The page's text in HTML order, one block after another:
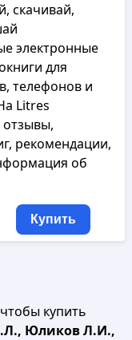
скачивай,
электронные
для
телефонов и
Litres
отзывы,
рекомендации,
об
Купить
купить
Юликов Л.И.,